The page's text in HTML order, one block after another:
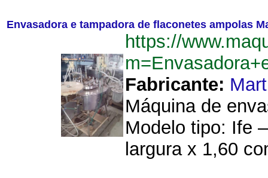
Envasadora e tampadora de flaconetes ampolas
https://
Fabricante:
Máquina de
Modelo tipo: Ife
largura x 1,60